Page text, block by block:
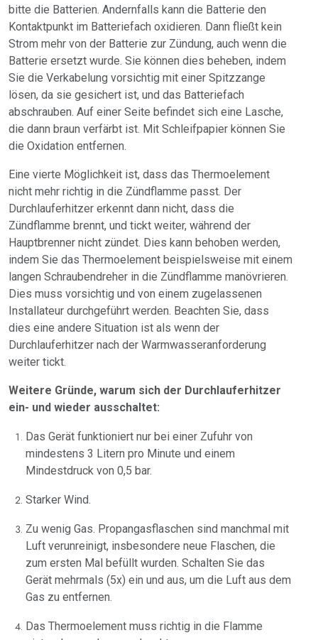
bitte die Batterien. Andernfalls kann die Batterie den
Kontaktpunkt im Batteriefach oxidieren. Dann fließt kein
Strom mehr von der Batterie zur Zündung, auch wenn die
Batterie ersetzt wurde. Sie können dies beheben, indem
Sie die Verkabelung vorsichtig mit einer Spitzzange
lösen, da sie gesichert ist, und das Batteriefach
abschrauben. Auf einer Seite befindet sich eine Lasche,
die dann braun verfärbt ist. Mit Schleifpapier können Sie
die Oxidation entfernen.
Eine vierte Möglichkeit ist, dass das Thermoelement
nicht mehr richtig in die Zündflamme passt. Der
Durchlauferhitzer erkennt dann nicht, dass die
Zündflamme brennt, und tickt weiter, während der
Hauptbrenner nicht zündet. Dies kann behoben werden,
indem Sie das Thermoelement beispielsweise mit einem
langen Schraubendreher in die Zündflamme manövrieren.
Dies muss vorsichtig und von einem zugelassenen
Installateur durchgeführt werden. Beachten Sie, dass
dies eine andere Situation ist als wenn der
Durchlauferhitzer nach der Warmwasseranforderung
weiter tickt.
Weitere Gründe, warum sich der Durchlauferhitzer
ein- und wieder ausschaltet:
Das Gerät funktioniert nur bei einer Zufuhr von
mindestens 3 Litern pro Minute und einem
Mindestdruck von 0,5 bar.
Starker Wind.
Zu wenig Gas. Propangasflaschen sind manchmal mit
Luft verunreinigt, insbesondere neue Flaschen, die
zum ersten Mal befüllt wurden. Schalten Sie das
Gerät mehrmals (5x) ein und aus, um die Luft aus dem
Gas zu entfernen.
Das Thermoelement muss richtig in die Flamme